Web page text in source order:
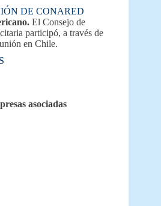
DE CONARED
El Consejo de
participó, a través de
en Chile.
asociadas